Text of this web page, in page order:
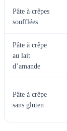
Pâte à crêpes
soufflées
Pâte à crêpe
au lait
d’amande
Pâte à crêpe
sans gluten